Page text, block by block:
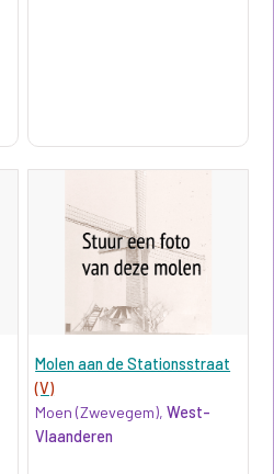
Molen aan de Stationsstraat
(V)
Moen (Zwevegem),West-
Vlaanderen